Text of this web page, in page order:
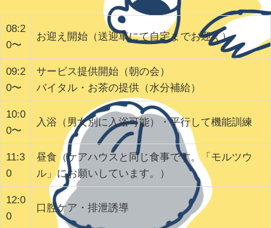
08:2
0〜
お迎え開始（送迎車にて自宅までお迎え）
09:2
0〜
サービス提供開始（朝の会）
バイタル・お茶の提供（水分補給）
10:0
0〜
入浴（男女別に入浴可能）・平行して機能訓練
11:3
0
昼食（ケアハウスと同じ食事です。「モルツウ
ル」にお願いしています。）
12:0
0
口腔ケア・排泄誘導